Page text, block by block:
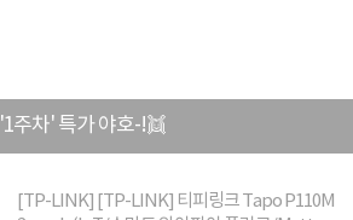
'1주차' 특가 야호-!👯
[TP-LINK] [TP-LINK] 티피링크 Tapo P110M